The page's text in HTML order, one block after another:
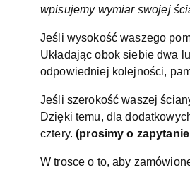
wpisujemy wymiar swojej
Jeśli wysokość waszego
Układając obok siebie dwa
odpowiedniej kolejności,
Jeśli szerokość waszej
Dzięki temu, dla
cztery.(prosimy o
W trosce o to, aby